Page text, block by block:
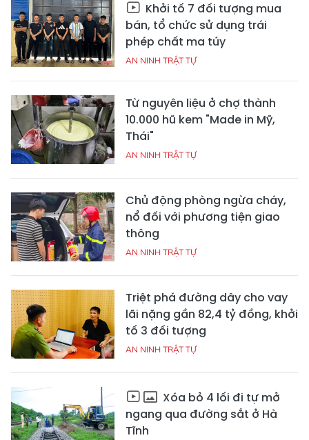
Khởi tố 7 đối tượng mua
bán, tổ chức sử dụng trái
phép chất ma túy
AN NINH TRẬT TỰ
Từ nguyên liệu ở chợ thành
10.000 hũ kem "Made in Mỹ,
Thái"
AN NINH TRẬT TỰ
Chủ động phòng ngừa cháy,
nổ đối với phương tiện giao
thông
AN NINH TRẬT TỰ
Triệt phá đường dây cho vay
lãi nặng gần 82,4 tỷ đồng, khởi
tố 3 đối tượng
AN NINH TRẬT TỰ
Xóa bỏ 4 lối đi tự mở
ngang qua đường sắt ở Hà
Tĩnh